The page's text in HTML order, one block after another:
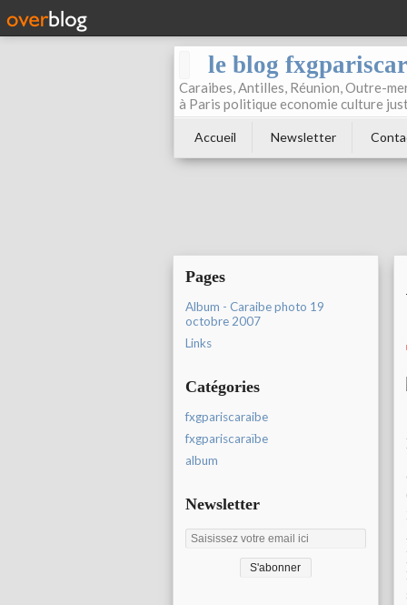
le blog
Caraibes, Antilles, Réunion, Outre-
à Paris politique economie culture
Accueil Newsletter
Pages
Album - Caraibe photo 19
octobre 2007
Links
Catégories
fxgpariscaraibe
fxgpariscaraïbe
album
Newsletter